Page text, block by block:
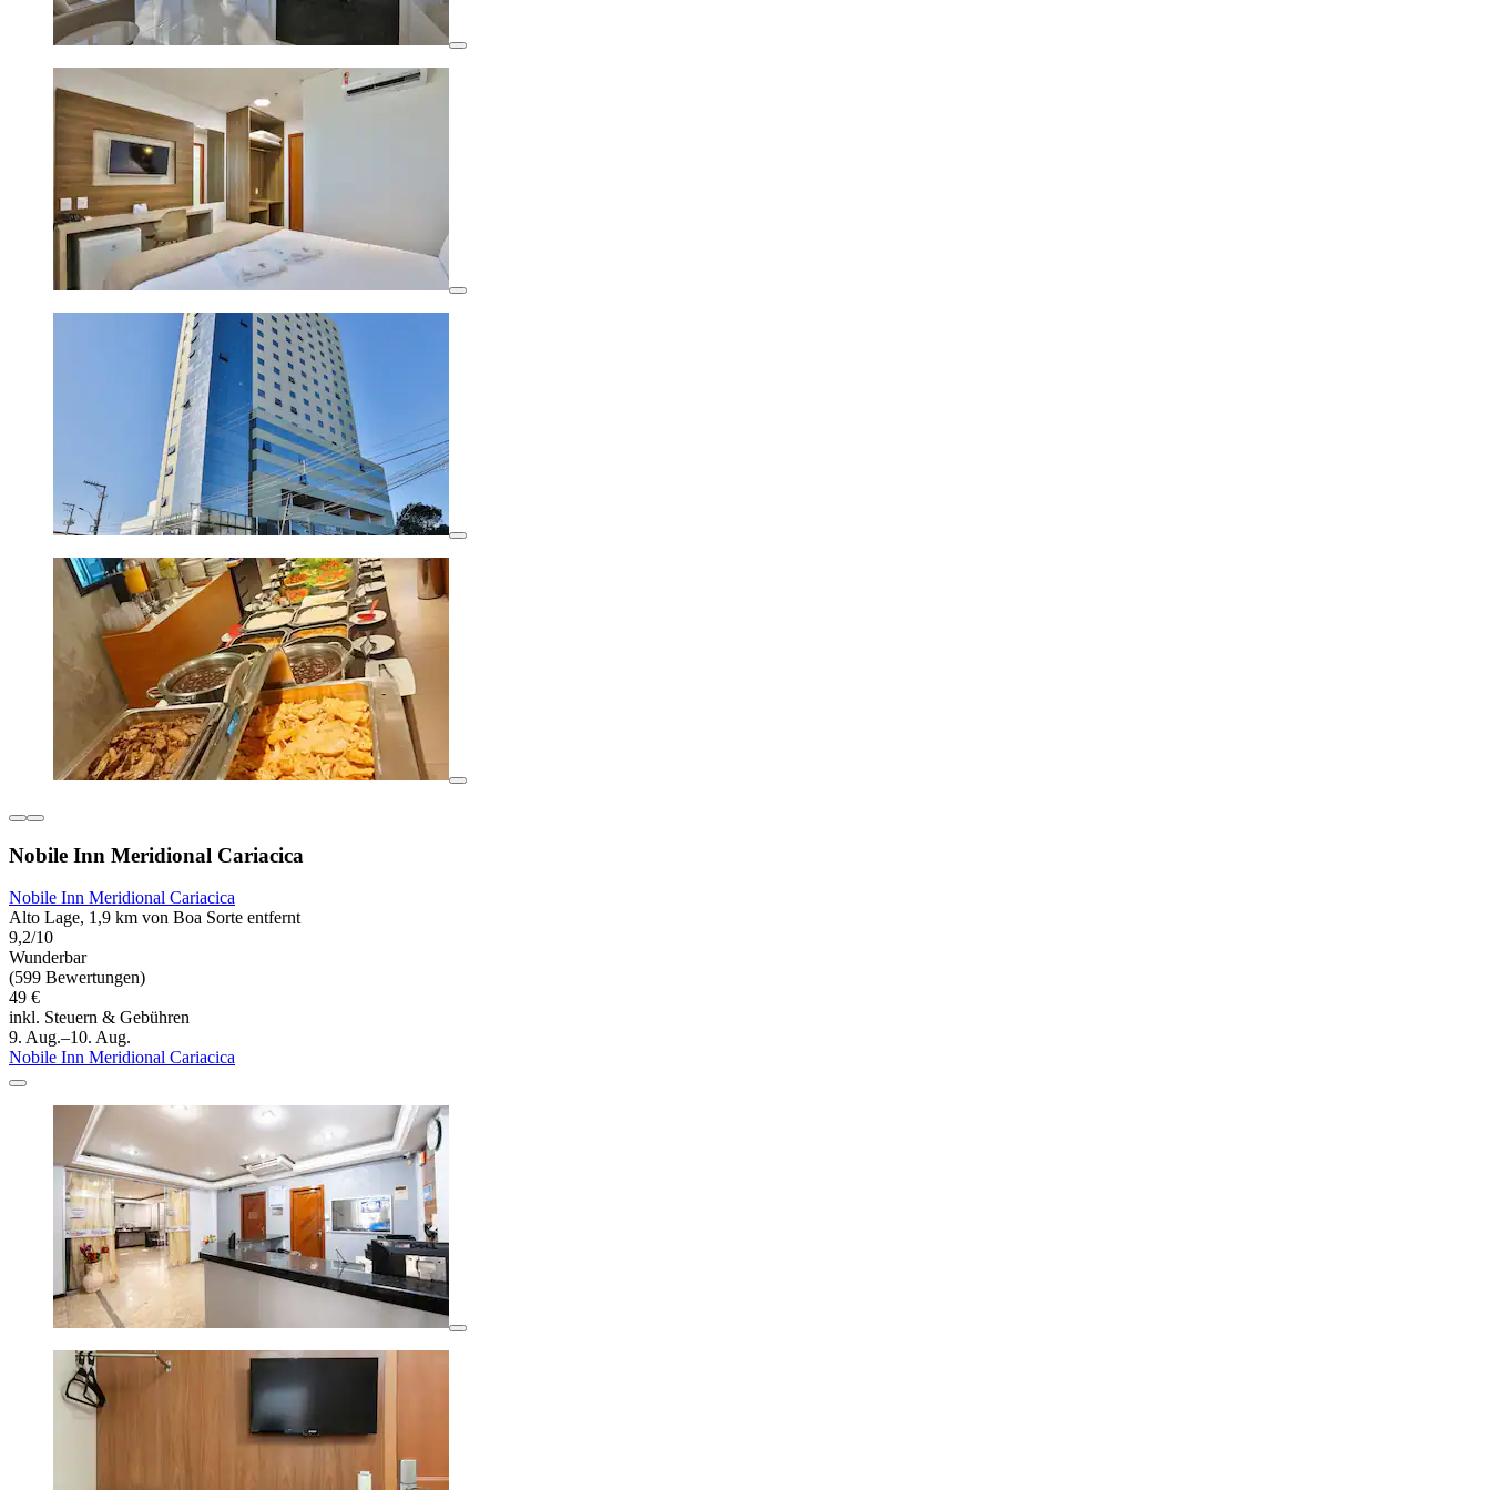
Nobile Inn Meridional Cariacica
Nobile Inn Meridional Cariacica
Alto Lage, 1,9 km von Boa Sorte entfernt
9,2/10
Wunderbar
(599 Bewertungen)
49 €
inkl. Steuern & Gebühren
9. Aug.–10. Aug.
Nobile Inn Meridional Cariacica